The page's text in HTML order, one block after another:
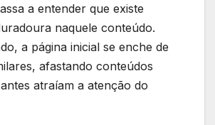
a entender que existe
naquele conteúdo.
a página inicial se enche de
afastando conteúdos
atraíam a atenção do